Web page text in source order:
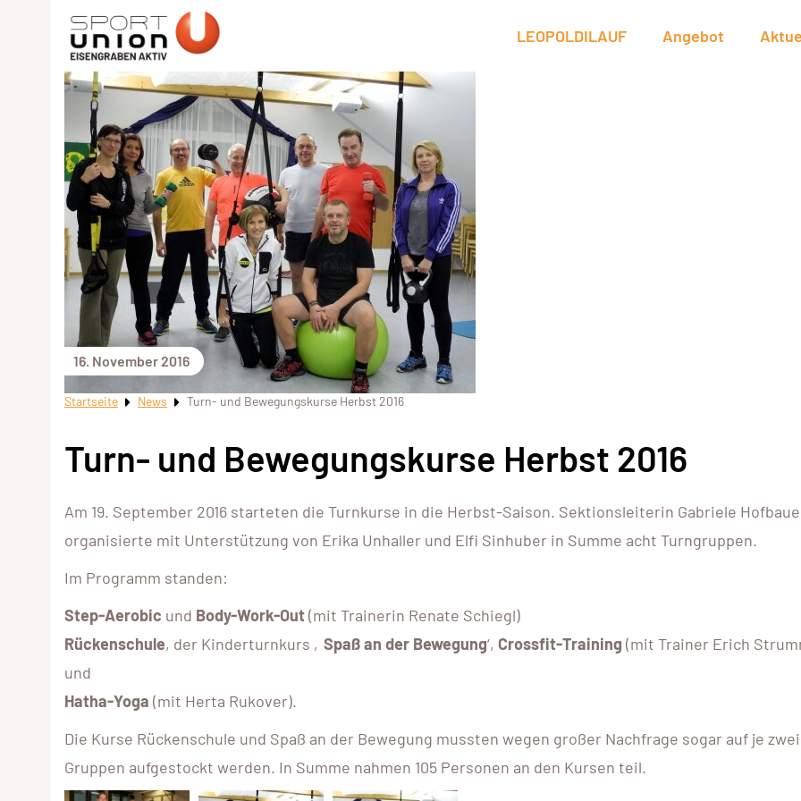
LEOPOLDILAUF Angebot
16. November 2016
Startseite News Turn- und Bewegungskurse Herbst 2016
Turn- und Bewegungskurse Herbst 2016
Am 19. September 2016 starteten die Turnkurse in die Herbst-Saison. Sektionsleiterin Gabriele
organisierte mit Unterstützung von Erika Unhaller und Elfi Sinhuber in Summe acht Turngruppen.
Im Programm standen:
Step-Aerobic und Body-Work-Out(mit Trainerin Renate Schiegl)
Rückenschule, der Kinderturnkurs ‚ Spaß an der Bewegung‘, Crossfit-Training (mit Trainer Erich
und
Hatha-Yoga (mit Herta Rukover).
Die Kurse Rückenschule und Spaß an der Bewegung mussten wegen großer Nachfrage sogar auf je zwei
Gruppen aufgestockt werden. In Summe nahmen 105 Personen an den Kursen teil.